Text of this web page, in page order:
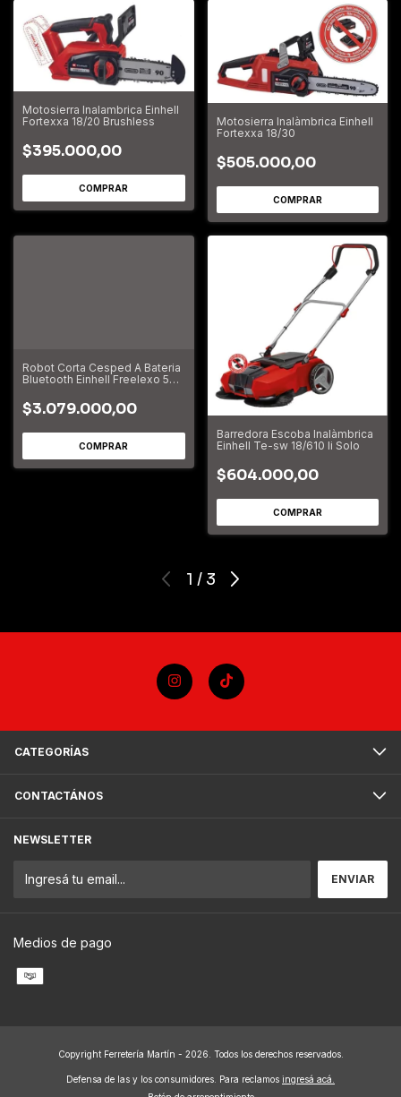
Motosierra Inalambrica Einhell
Fortexxa 18/20 Brushless
$395.000,00
Motosierra Inalàmbrica Einhell
Fortexxa 18/30
$505.000,00
Robot Corta Cesped A Bateria
Bluetooth Einhell Freelexo 500
$3.079.000,00
Barredora Escoba Inalàmbrica
Einhell Te-sw 18/610 li Solo
$604.000,00
1 / 3
CATEGORÍAS
CONTACTÁNOS
NEWSLETTER
Medios de pago
Copyright Ferretería Martín - 2026. Todos los derechos reservados.
Defensa de las y los consumidores. Para reclamos ingresá acá.